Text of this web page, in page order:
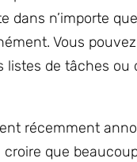
dans n’importe
Vous
listes de tâches
récemment
croire que